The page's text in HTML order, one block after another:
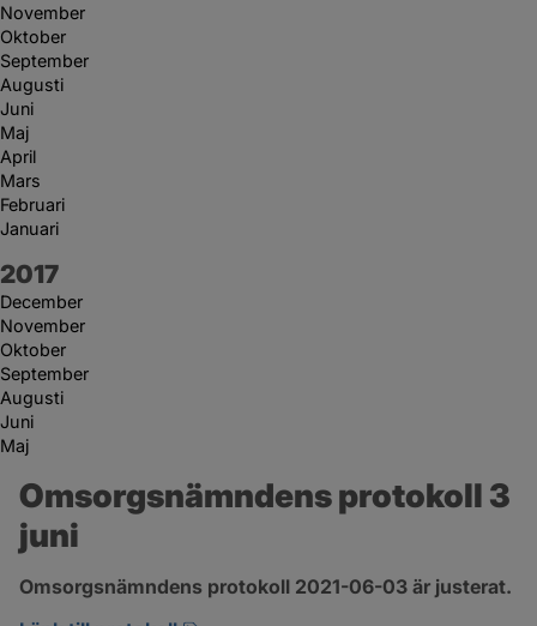
November
Oktober
September
Augusti
Juni
Maj
April
Mars
Februari
Januari
År:
2017
December
November
Oktober
September
Augusti
Juni
Maj
Omsorgsnämndens protokoll 3
juni
Omsorgsnämndens protokoll 2021-06-03 är justerat.